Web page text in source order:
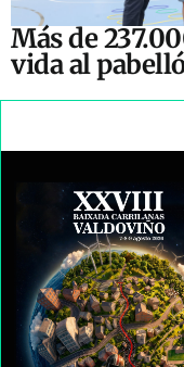
Más de
vida al